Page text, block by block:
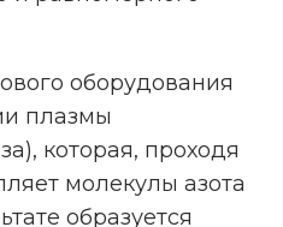
оборудования
плазмы
которая, проходя
молекулы азота
образуется